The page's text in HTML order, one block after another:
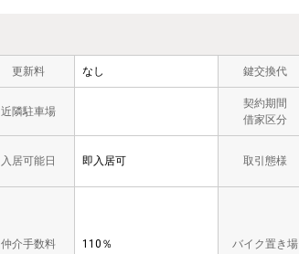
更新料 なし 鍵交換代
近隣駐車場
契約期間
借家区分
入居可能日 即入居可 取引態様
仲介手数料 110％ バイク置き場